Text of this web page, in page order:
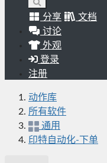
分享
文档
讨论
外观
登录
注册
动作库
所有软件
通用
印特自动化-下单